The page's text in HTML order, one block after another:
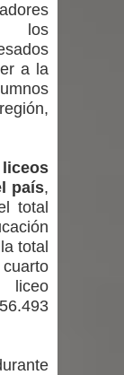
los
a la
país,
total
total